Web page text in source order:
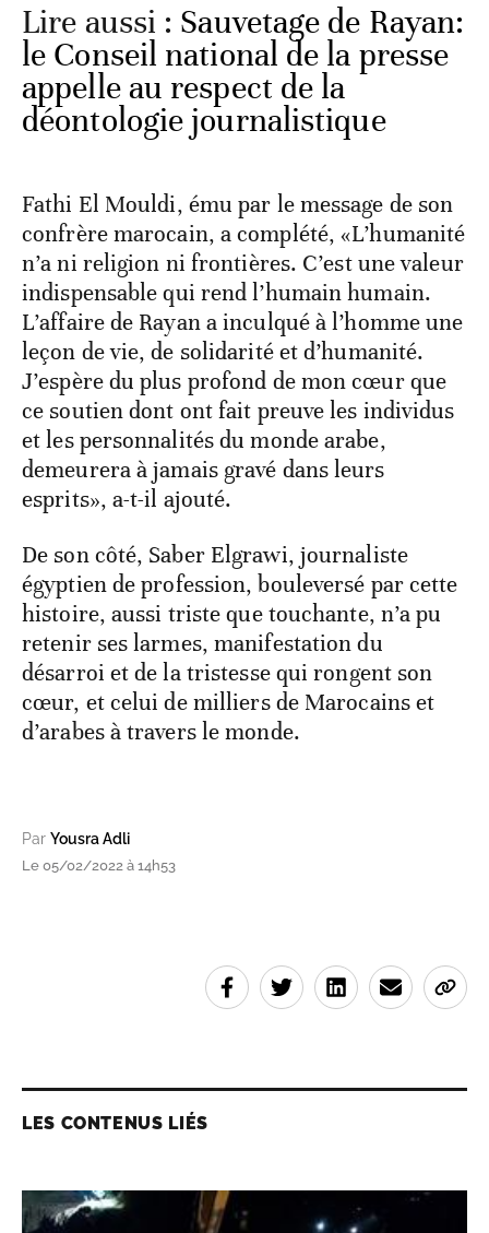
Lire aussi : Sauvetage de Rayan:
le Conseil national de la presse
appelle au respect de la
déontologie journalistique
Fathi El Mouldi, ému par le message de son
confrère marocain, a complété, «L’humanité
n’a ni religion ni frontières. C’est une valeur
indispensable qui rend l’humain humain.
L’affaire de Rayan a inculqué à l’homme une
leçon de vie, de solidarité et d’humanité.
J’espère du plus profond de mon cœur que
ce soutien dont ont fait preuve les individus
et les personnalités du monde arabe,
demeurera à jamais gravé dans leurs
esprits», a-t-il ajouté.
De son côté, Saber Elgrawi, journaliste
égyptien de profession, bouleversé par cette
histoire, aussi triste que touchante, n’a pu
retenir ses larmes, manifestation du
désarroi et de la tristesse qui rongent son
cœur, et celui de milliers de Marocains et
d’arabes à travers le monde.
Par Yousra Adli
Le 05/02/2022 à 14h53
LES CONTENUS LIÉS